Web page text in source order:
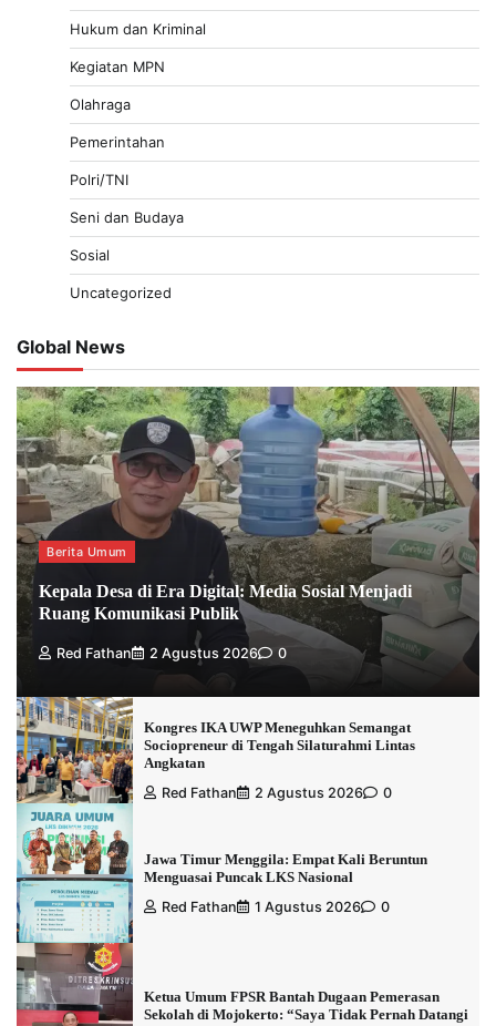
Hukum dan Kriminal
Kegiatan MPN
Olahraga
Pemerintahan
Polri/TNI
Seni dan Budaya
Sosial
Uncategorized
Global News
Berita Umum
Kepala Desa di Era Digital: Media Sosial Menjadi
Ruang Komunikasi Publik
Red Fathan 2 Agustus 2026 0
Kongres IKA UWP Meneguhkan Semangat
Sociopreneur di Tengah Silaturahmi Lintas
Angkatan
Red Fathan
2 Agustus 2026 0
Jawa Timur Menggila: Empat Kali Beruntun
Menguasai Puncak LKS Nasional
Red Fathan
1 Agustus 2026 0
Ketua Umum FPSR Bantah Dugaan Pemerasan
Sekolah di Mojokerto: “Saya Tidak Pernah Datangi